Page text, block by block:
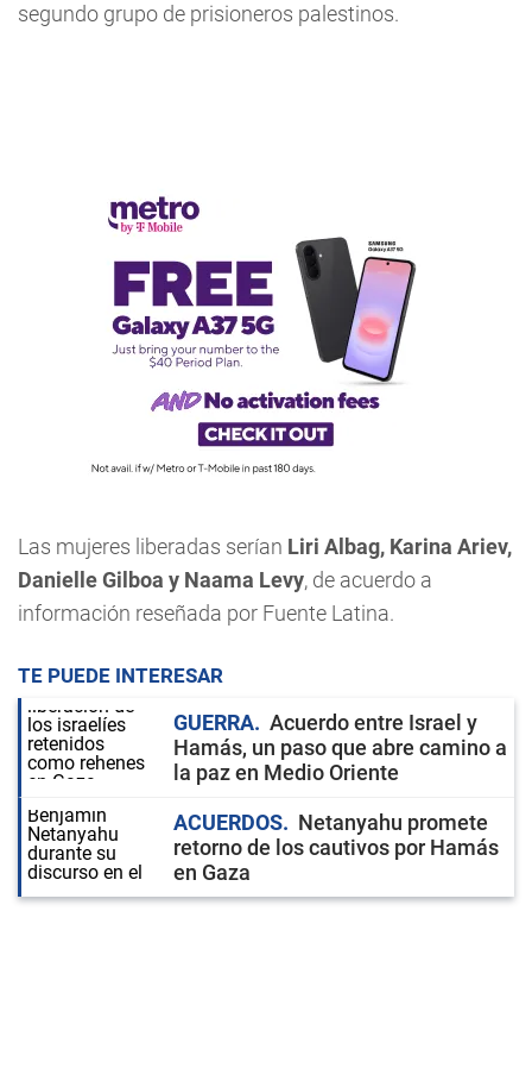
segundo grupo de prisioneros palestinos.
Las mujeres liberadas serían Liri Albag, Karina Ariev,
Danielle Gilboa y Naama Levy, de acuerdo a
información reseñada por Fuente Latina.
TE PUEDE INTERESAR
GUERRA
Acuerdo entre Israel y
Hamás, un paso que abre camino a
la paz en Medio Oriente
ACUERDOS
Netanyahu promete
retorno de los cautivos por Hamás
en Gaza